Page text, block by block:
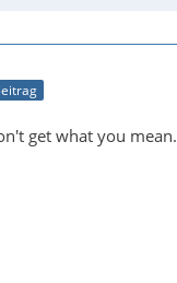
get what you mean.